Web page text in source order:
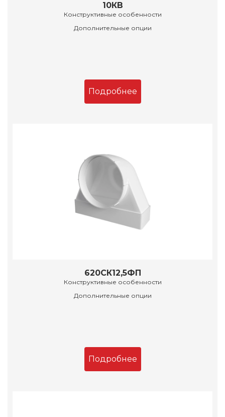
10КВ
Конструктивные особенности
Дополнительные опции
Подробнее
620СК12,5ФП
Конструктивные особенности
Дополнительные опции
Подробнее